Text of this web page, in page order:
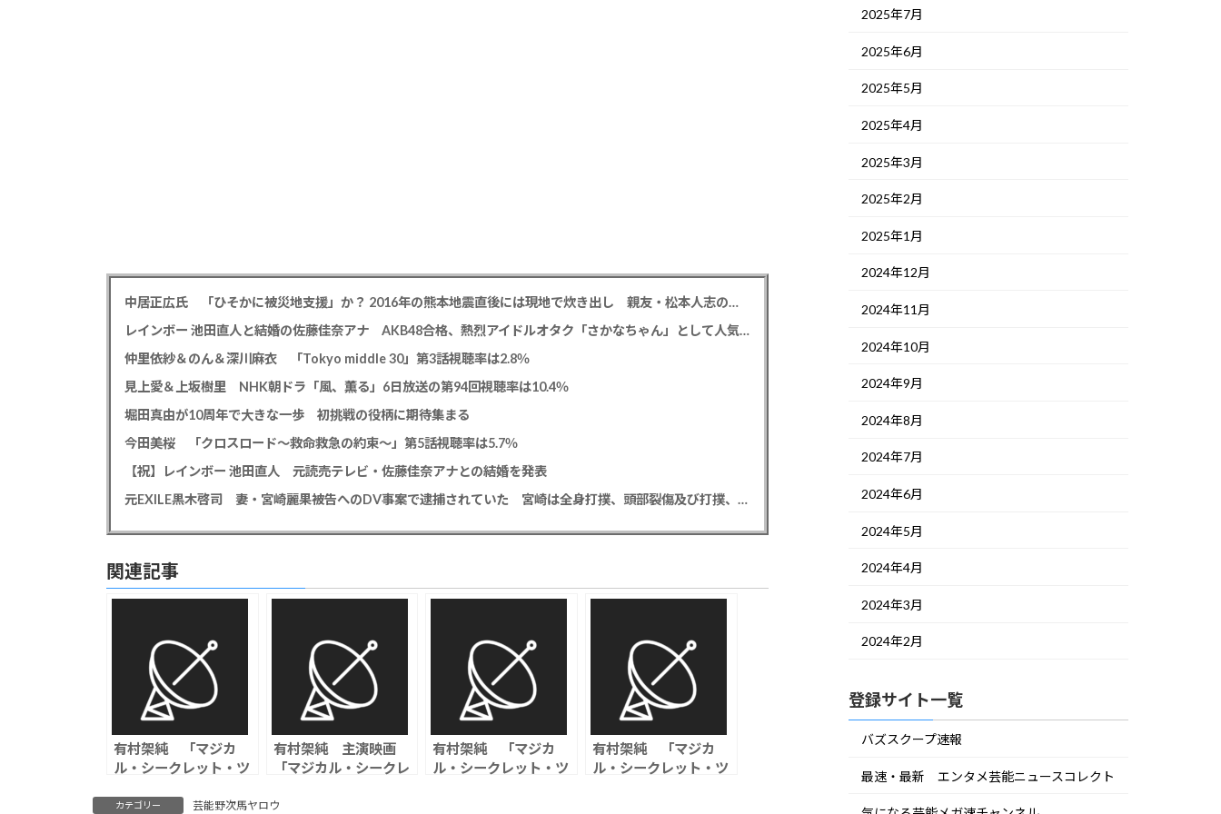
中居正広氏 「ひそかに被災地支援」か？ 2016年の熊本地震直後には現地で炊き出し 親友・松本人志の闘病に心を痛め、頻繁に連絡も
レインボー 池田直人と結婚の佐藤佳奈アナ AKB48合格、熱烈アイドルオタク「さかなちゃん」として人気に、7月末に読売テレビ退社
仲里依紗＆のん＆深川麻衣 「Tokyo middle 30」第3話視聴率は2.8％
見上愛＆上坂樹里 NHK朝ドラ「風、薫る」6日放送の第94回視聴率は10.4％
堀田真由が10周年で大きな一歩 初挑戦の役柄に期待集まる
今田美桜 「クロスロード～救命救急の約束～」第5話視聴率は5.7％
【祝】レインボー 池田直人 元読売テレビ・佐藤佳奈アナとの結婚を発表
元EXILE黒木啓司 妻・宮崎麗果被告へのDV事案で逮捕されていた 宮崎は全身打撲、頭部裂傷及び打撲、頸部損傷の怪我
関連記事
有村架純 「マジカ
ル・シークレット・ツ
で“我が子”のサプライ
有村架純 主演映画
「マジカル・シークレ
税関が史上初コラボ、
有村架純 「マジカ
ル・シークレット・ツ
有村架純 「マジカ
ル・シークレット・ツ
カテゴリー 芸能野次馬ヤロウ
2025年7月
2025年6月
2025年5月
2025年4月
2025年3月
2025年2月
2025年1月
2024年12月
2024年11月
2024年10月
2024年9月
2024年8月
2024年7月
2024年6月
2024年5月
2024年4月
2024年3月
2024年2月
登録サイト一覧
バズスクープ速報
最速・最新 エンタメ芸能ニュースコレクト